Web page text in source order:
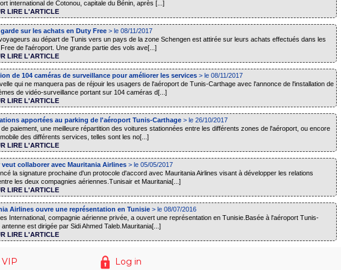
international de Cotonou, capitale du Bénin, après [...]
LIRE L'ARTICLE
sur les achats en Duty Free > le 08/11/2017
au départ de Tunis vers un pays de la zone Schengen est attirée sur leurs achats effectués dans les
de l'aéroport. Une grande partie des vols ave[...]
LIRE L'ARTICLE
de 104 caméras de surveillance pour améliorer les services > le 08/11/2017
qui ne manquera pas de réjouir les usagers de l'aéroport de Tunis-Carthage avec l'annonce de l'installation de
de vidéo-surveillance portant sur 104 caméras d[...]
LIRE L'ARTICLE
apportées au parking de l'aéroport Tunis-Carthage > le 26/10/2017
paiement, une meilleure répartition des voitures stationnées entre les différents zones de l'aéroport, ou encore
des différents services, telles sont les no[...]
LIRE L'ARTICLE
collaborer avec Mauritania Airlines > le 05/05/2017
la signature prochaine d'un protocole d'accord avec Mauritania Airlines visant à développer les relations
les deux compagnies aériennes.Tunisair et Mauritania[...]
LIRE L'ARTICLE
Airlines ouvre une représentation en Tunisie > le 08/07/2016
International, compagnie aérienne privée, a ouvert une représentation en Tunisie.Basée à l'aéroport Tunis-
est dirigée par Sidi Ahmed Taleb.Mauritania[...]
LIRE L'ARTICLE
VIP Log in